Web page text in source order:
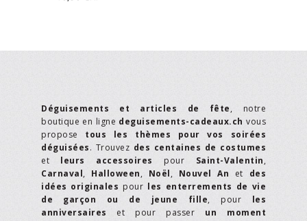
Déguisements et articles de fête, notre
boutique en ligne deguisements-cadeaux.ch vous
propose tous les thèmes pour vos soirées
déguisées. Trouvez des centaines de costumes
et leurs accessoires pour Saint-Valentin,
Carnaval, Halloween, Noël, Nouvel An et des
idées originales pour les enterrements de vie
de garçon ou de jeune fille, pour les
anniversaires et pour passer un moment